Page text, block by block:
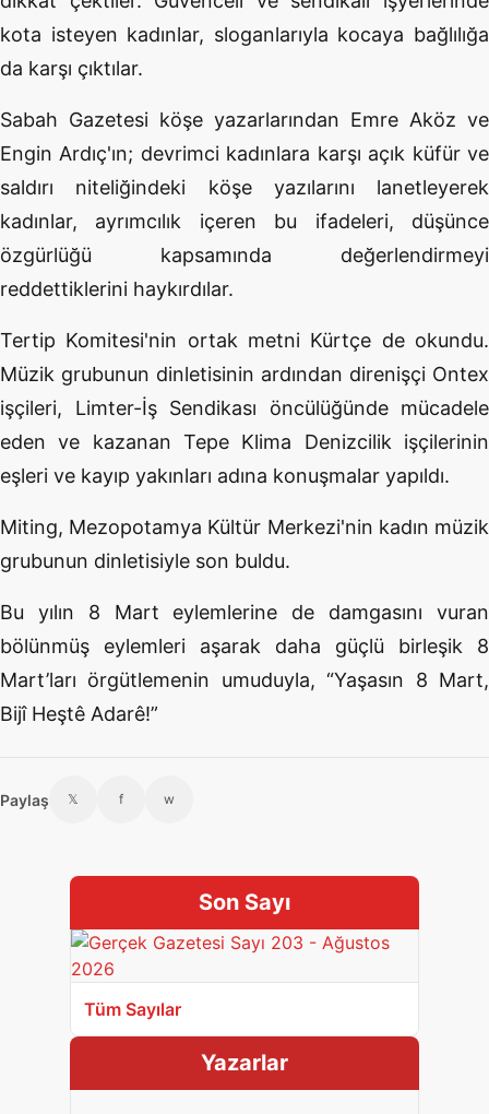
kota isteyen kadınlar, sloganlarıyla kocaya bağlılığa
da karşı çıktılar.
Sabah Gazetesi köşe yazarlarından Emre Aköz ve
Engin Ardıç'ın; devrimci kadınlara karşı açık küfür ve
saldırı niteliğindeki köşe yazılarını lanetleyerek
kadınlar, ayrımcılık içeren bu ifadeleri, düşünce
özgürlüğü kapsamında değerlendirmeyi
reddettiklerini haykırdılar.
Tertip Komitesi'nin ortak metni Kürtçe de okundu.
Müzik grubunun dinletisinin ardından direnişçi Ontex
işçileri, Limter-İş Sendikası öncülüğünde mücadele
eden ve kazanan Tepe Klima Denizcilik işçilerinin
eşleri ve kayıp yakınları adına konuşmalar yapıldı.
Miting, Mezopotamya Kültür Merkezi'nin kadın müzik
grubunun dinletisiyle son buldu.
Bu yılın 8 Mart eylemlerine de damgasını vuran
bölünmüş eylemleri aşarak daha güçlü birleşik 8
Mart’ları örgütlemenin umuduyla, “Yaşasın 8 Mart,
Bijî Heştê Adarê!”
Paylaş 𝕏 f w
Son Sayı
Tüm Sayılar
Yazarlar